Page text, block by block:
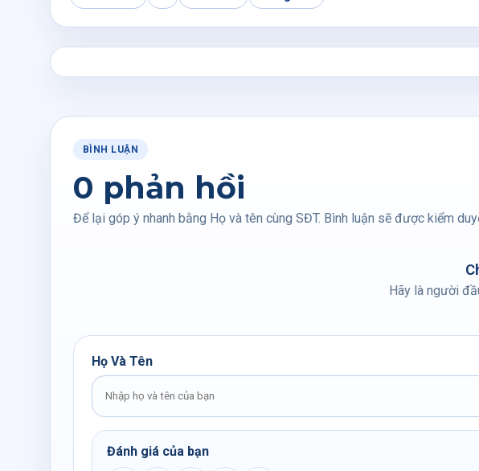
BÌNH LUẬN
0 phản hồi
Để lại góp ý nhanh bằng Họ và tên cùng SĐT. Bình luận sẽ được kiểm
Hãy là người
Họ Và Tên
Đánh giá của bạn